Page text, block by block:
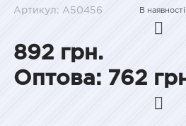
Артикул: A50456 В наявності
892 грн.
Оптова: 762